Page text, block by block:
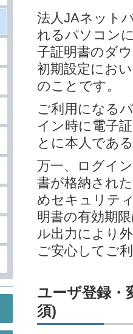
法人JAネット
れるパソコン
子証明書のダ
初期設定にお
のことです。
ご利用になる
イン時に電子
とに本人であ
万一、ログイ
書が格納され
めセキュリテ
明書の有効期
ル出力により
ご安心してご
ユーザ登録・
須)